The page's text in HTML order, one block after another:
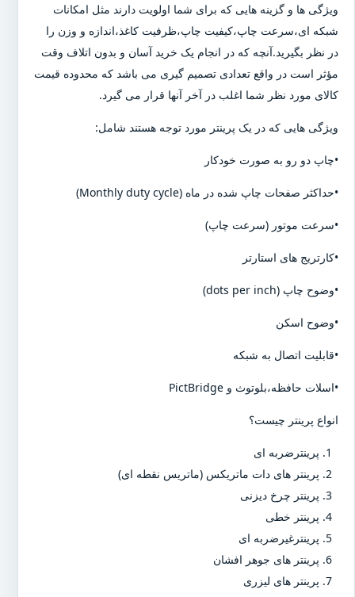
ویژگی ها و گزینه هایی که برای شما اولویت دارند مثل امکانات
شبکه ای،سرعت چاپ،کیفیت چاپ،ظرفیت کاغذ،اندازه و وزن را
در نظر بگیرید.آنچه که در انجام یک خرید آسان و بدون اتلاف وقت
مؤثر است در واقع تعدادی تصمیم گیری می باشد که محدوده قیمت
کالای مورد نظر شما اغلب در آخر آنها قرار می گیرد.
ویژگی هایی که در یک پرینتر مورد توجه هستند شامل:
•چاپ دو رو به صورت خودکار
•حداکثر صفحات چاپ شده در ماه (Monthly duty cycle)
•سرعت موتور (سرعت چاپ)
•کارتریج های استارتر
•وضوح چاپ (dots per inch)
•وضوح اسکن
•قابلیت اتصال به شبکه
•اسلات حافظه،بلوتوث و PictBridge
انواع پرینتر چیست؟
پرینترضربه ای
پرینتر های دات ماتریکس (ماتریس نقطه ای)
پرینتر چرخ دیزنی
پرینتر خطی
پرینترغیرضربه ای
پرینتر های جوهر افشان
پرینتر های لیزری